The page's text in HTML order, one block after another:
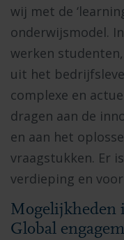
wij met de
onderwijsmodel.
werken
uit het
complexe en
dragen aan de
en aan het
vraagstukken. Er
verdieping en
Mogelijkheden
Global